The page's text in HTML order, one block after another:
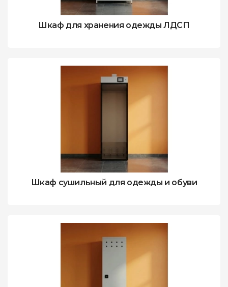
Шкаф для хранения одежды ЛДСП
Шкаф сушильный для одежды и обуви